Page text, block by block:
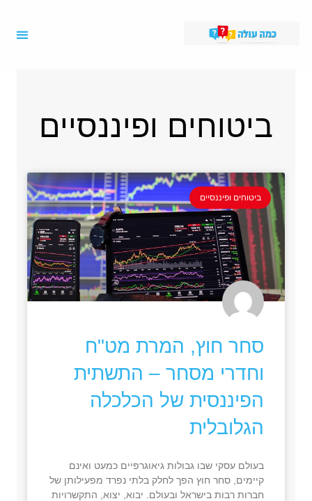
ביטוחים ופיננסיים
ביטוחים ופיננסיים
סחר חוץ, המרת מט"ח
וחדרי מסחר – התשתית
הפיננסית של הכלכלה
הגלובלית
בעולם עסקי שבו גבולות גיאוגרפיים כמעט ואינם
קיימים, סחר חוץ הפך לחלק בלתי נפרד מפעילותן של
חברות רבות בישראל ובעולם. יבוא, יצוא, התקשרויות